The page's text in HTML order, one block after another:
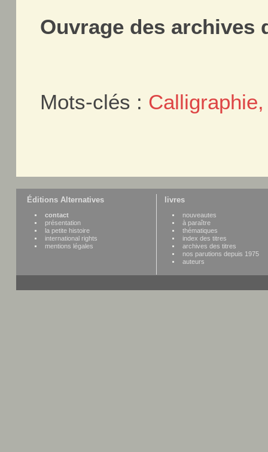
Ouvrage des archives
Mots-clés :
Éditions Alternatives
contact
présentation
la petite histoire
international rights
mentions légales
livres
nouveautes
à paraître
thématiques
index des titres
archives des titres
nos parutions depuis 1975
auteurs